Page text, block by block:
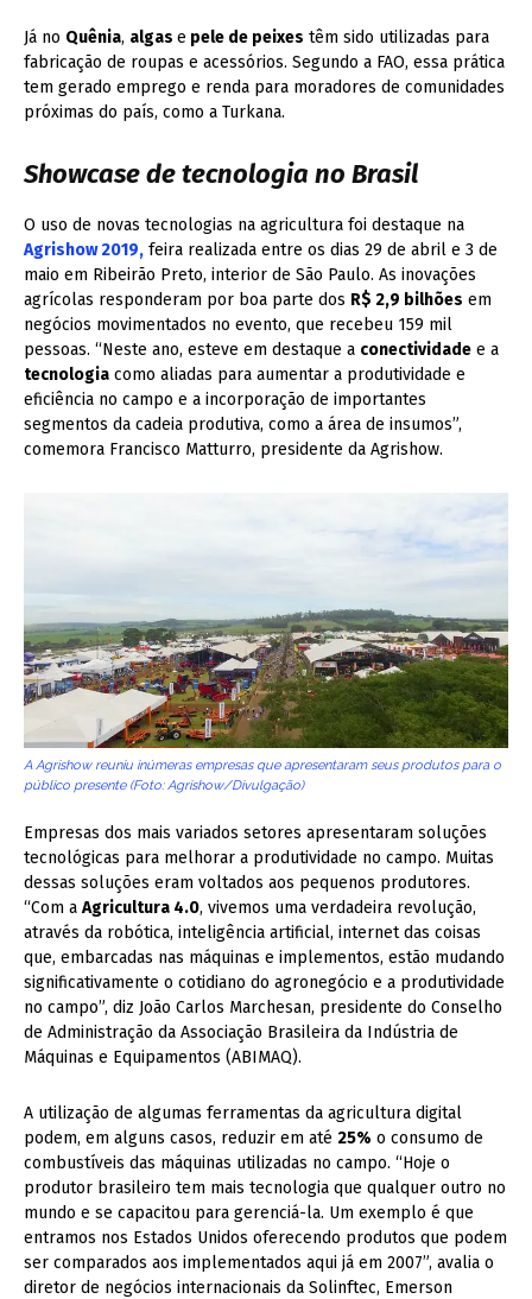
Já no Quênia, algas e pele de peixes têm sido utilizadas para
fabricação de roupas e acessórios. Segundo a FAO, essa prática
tem gerado emprego e renda para moradores de comunidades
próximas do país, como a Turkana.
Showcase de tecnologia no Brasil
O uso de novas tecnologias na agricultura foi destaque na
Agrishow 2019, feira realizada entre os dias 29 de abril e 3 de
maio em Ribeirão Preto, interior de São Paulo. As inovações
agrícolas responderam por boa parte dos R$ 2,9 bilhões em
negócios movimentados no evento, que recebeu 159 mil
pessoas. “Neste ano, esteve em destaque a conectividade e a
tecnologia como aliadas para aumentar a produtividade e
eficiência no campo e a incorporação de importantes
segmentos da cadeia produtiva, como a área de insumos”,
comemora Francisco Matturro, presidente da Agrishow.
A Agrishow reuniu inúmeras empresas que apresentaram seus produtos para o
público presente (Foto: Agrishow/Divulgação)
Empresas dos mais variados setores apresentaram soluções
tecnológicas para melhorar a produtividade no campo. Muitas
dessas soluções eram voltados aos pequenos produtores.
“Com a Agricultura 4.0, vivemos uma verdadeira revolução,
através da robótica, inteligência artificial, internet das coisas
que, embarcadas nas máquinas e implementos, estão mudando
significativamente o cotidiano do agronegócio e a produtividade
no campo”, diz João Carlos Marchesan, presidente do Conselho
de Administração da Associação Brasileira da Indústria de
Máquinas e Equipamentos (ABIMAQ).
A utilização de algumas ferramentas da agricultura digital
podem, em alguns casos, reduzir em até 25% o consumo de
combustíveis das máquinas utilizadas no campo. “Hoje o
produtor brasileiro tem mais tecnologia que qualquer outro no
mundo e se capacitou para gerenciá-la. Um exemplo é que
entramos nos Estados Unidos oferecendo produtos que podem
ser comparados aos implementados aqui já em 2007”, avalia o
diretor de negócios internacionais da Solinftec, Emerson